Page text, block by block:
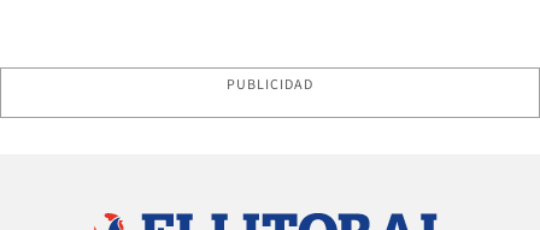
PUBLICIDAD